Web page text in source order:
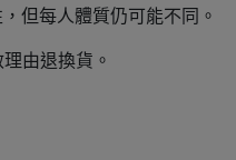
但每人體質仍可能不同。
由退換貨。